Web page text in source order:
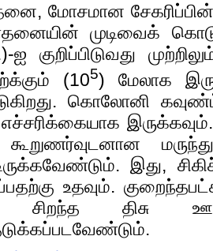
மோசமான சேகரிப்பின்
முடிவைக்
ஐ குறிப்பிடுவது
(105) மேலாக‌
கொலோனி
எச்சரிக்கையாக
கூறுணர்வுடனான
இது,
உதவும்.
சிறந்த திசு